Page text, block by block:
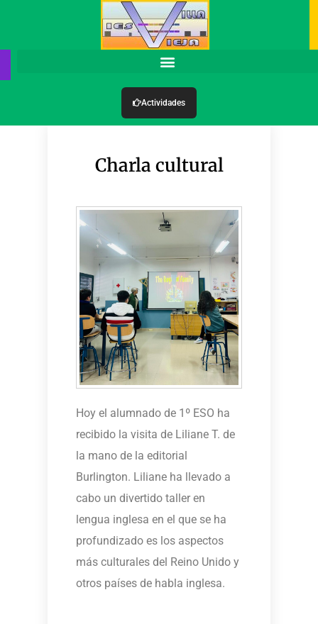
Actividades
Charla cultural
Hoy el alumnado de 1º ESO ha
recibido la visita de Liliane T. de
la mano de la editorial
Burlington. Liliane ha llevado a
cabo un divertido taller en
lengua inglesa en el que se ha
profundizado es los aspectos
más culturales del Reino Unido y
otros países de habla inglesa.